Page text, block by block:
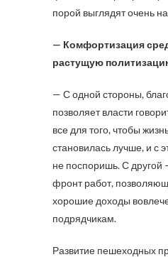
порой выглядят очень
— Комфортизация
растущую
— С одной стороны,
позволяет власти
все для того, чтобы
становилась лучше, и с
не поспоришь. С другой
фронт работ,
хорошие доходы
подрядчикам.
Развитие пешеходных